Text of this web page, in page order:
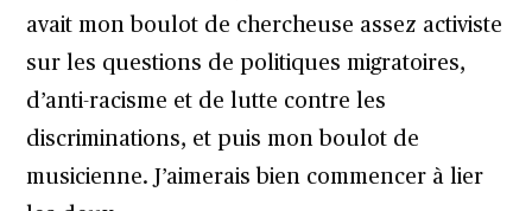
avait mon boulot de chercheuse assez activiste
sur les questions de politiques migratoires,
d’anti-racisme et de lutte contre les
discriminations, et puis mon boulot de
musicienne. J’aimerais bien commencer à lier